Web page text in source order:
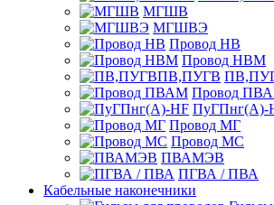
МГШВ
МГШВЭ
Провод НВ
Провод НВМ
Провод
ПуГПнг(A)-
Провод МГ
Провод МС
ПВАМЭВ
ПГВА / ПВА
Кабельные наконечники